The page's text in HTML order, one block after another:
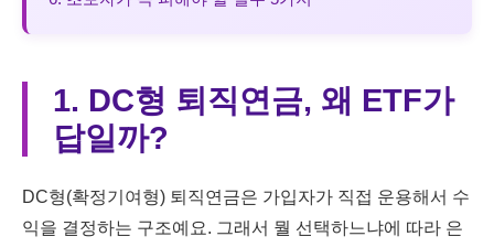
1. DC형 퇴직연금, 왜 ETF가
답일까?
DC형(확정기여형) 퇴직연금은 가입자가 직접 운용해서 수
익을 결정하는 구조예요. 그래서 뭘 선택하느냐에 따라 은